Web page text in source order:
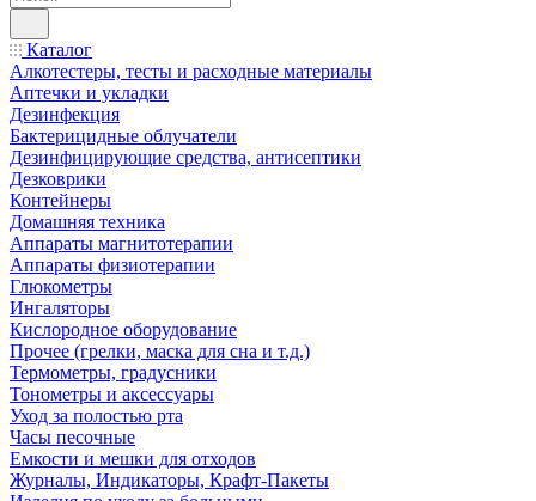
Каталог
Алкотестеры, тесты и расходные материалы
Аптечки и укладки
Дезинфекция
Бактерицидные облучатели
Дезинфицирующие средства, антисептики
Дезковрики
Контейнеры
Домашняя техника
Аппараты магнитотерапии
Аппараты физиотерапии
Глюкометры
Ингаляторы
Кислородное оборудование
Прочее (грелки, маска для сна и т.д.)
Термометры, градусники
Тонометры и аксессуары
Уход за полостью рта
Часы песочные
Емкости и мешки для отходов
Журналы, Индикаторы, Крафт-Пакеты